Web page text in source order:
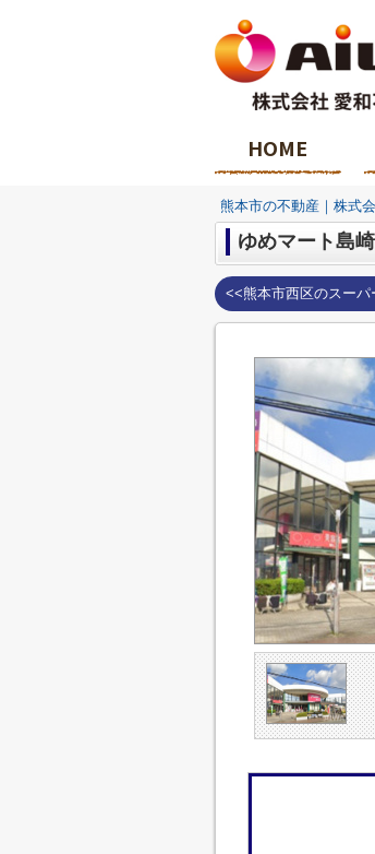
HOME
熊本市の不動産｜株式
ゆめマート島崎
<<熊本市西区のスーパ